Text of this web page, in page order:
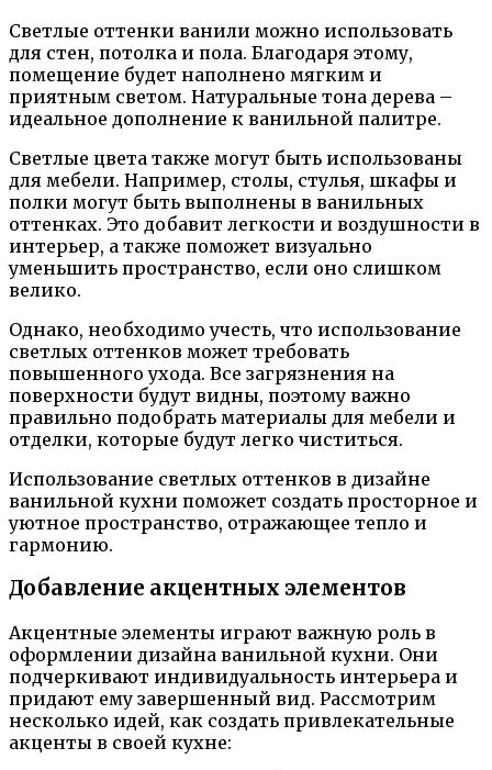
Светлые оттенки ванили можно использовать
для стен, потолка и пола. Благодаря этому,
помещение будет наполнено мягким и
приятным светом. Натуральные тона дерева –
идеальное дополнение к ванильной палитре.
Светлые цвета также могут быть использованы
для мебели. Например, столы, стулья, шкафы и
полки могут быть выполнены в ванильных
оттенках. Это добавит легкости и воздушности в
интерьер, а также поможет визуально
уменьшить пространство, если оно слишком
велико.
Однако, необходимо учесть, что использование
светлых оттенков может требовать
повышенного ухода. Все загрязнения на
поверхности будут видны, поэтому важно
правильно подобрать материалы для мебели и
отделки, которые будут легко чиститься.
Использование светлых оттенков в дизайне
ванильной кухни поможет создать просторное и
уютное пространство, отражающее тепло и
гармонию.
Добавление акцентных элементов
Акцентные элементы играют важную роль в
оформлении дизайна ванильной кухни. Они
подчеркивают индивидуальность интерьера и
придают ему завершенный вид. Рассмотрим
несколько идей, как создать привлекательные
акценты в своей кухне: